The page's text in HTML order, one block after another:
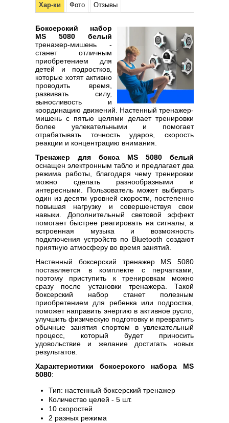
Хар-ки Фото Отзывы
Боксерский набор
MS 5080 белый
тренажер-мишень -
станет отличным
приобретением для
детей и подростков,
которые хотят активно
проводить время,
развивать силу,
выносливость и
координацию движений. Настенный тренажер-
мишень с пятью целями делает тренировки
более увлекательными и помогает
отрабатывать точность ударов, скорость
реакции и концентрацию внимания.
Тренажер для бокса MS 5080 белый
оснащен электронным табло и предлагает два
режима работы, благодаря чему тренировки
можно сделать разнообразными и
интересными. Пользователь может выбирать
один из десяти уровней скорости, постепенно
повышая нагрузку и совершенствуя свои
навыки. Дополнительный световой эффект
помогает быстрее реагировать на сигналы, а
встроенная музыка и возможность
подключения устройств по Bluetooth создают
приятную атмосферу во время занятий.
Настенный боксерский тренажер MS 5080
поставляется в комплекте с перчатками,
поэтому приступить к тренировкам можно
сразу после установки тренажера. Такой
боксерский набор станет полезным
приобретением для ребенка или подростка,
поможет направить энергию в активное русло,
улучшить физическую подготовку и превратить
обычные занятия спортом в увлекательный
процесс, который будет приносить
удовольствие и желание достигать новых
результатов.
Характеристики боксерского набора MS
5080:
Тип: настенный боксерский тренажер
Количество целей - 5 шт.
10 скоростей
2 разных режима